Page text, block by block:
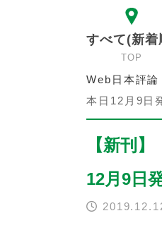
すべて(新着
TOP
Web日本評論
本日12月9日
【新刊
12月9日